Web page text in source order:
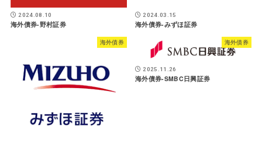
2024.08.10
海外債券-野村証券
2024.03.15
海外債券-みずほ証券
海外債券 海外債券
2025.11.26
海外債券-SMBC日興証券